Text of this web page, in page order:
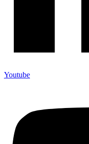
Youtube